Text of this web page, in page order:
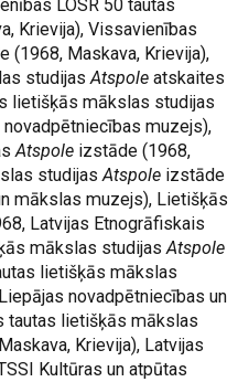
LOSR 50 tautas
Krievija), Vissavienības
(1968, Maskava, Krievija),
studijasAtspole atskaites
lietišķās mākslas studijas
muzejs),
Atspole izstāde (1968,
studijasAtspole izstāde
mākslas muzejs), Lietišķās
Latvijas Etnogrāfiskais
mākslas studijasAtspole
lietišķās mākslas
novadpētniecības un
tautas lietišķās mākslas
Krievija), Latvijas
Kultūras un atpūtas